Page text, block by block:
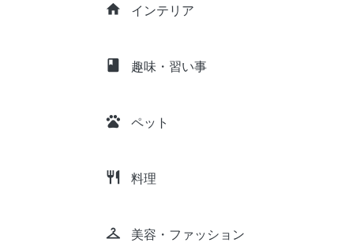
home インテリア
class 趣味・習い事
pets ペット
restaurant 料理
checkroom 美容・ファッション